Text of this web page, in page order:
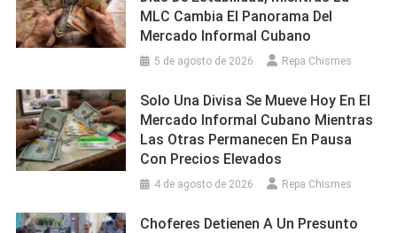
MLC Cambia El Panorama Del
Mercado Informal Cubano
5 de agosto de 2026 Repa Chismes
Solo Una Divisa Se Mueve Hoy En El
Mercado Informal Cubano Mientras
Las Otras Permanecen En Pausa
Con Precios Elevados
4 de agosto de 2026 Repa Chismes
Choferes Detienen A Un Presunto